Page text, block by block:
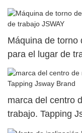
Máquina de torno
para el lugar de
marca del centro
trabajo. Tapping